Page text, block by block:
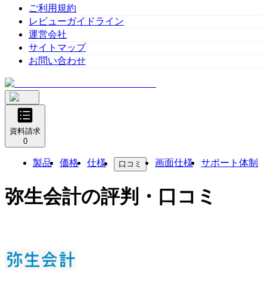
ご利用規約
レビューガイドライン
運営会社
サイトマップ
お問い合わせ
資料請求
0
製品 価格 仕様 口コミ 画面仕様 サポート体制
弥生会計の評判・口コミ